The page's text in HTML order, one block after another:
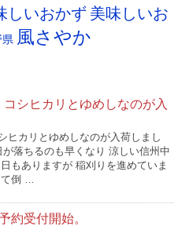
しいおかず 美味しいお
風さやか
コシヒカリとゆめしなのが入
ヒカリとゆめしなのが入荷しまし
落ちるのも早くなり 涼しい信州中
もありますが 稲刈りを進めていま
倒 …
約受付開始。